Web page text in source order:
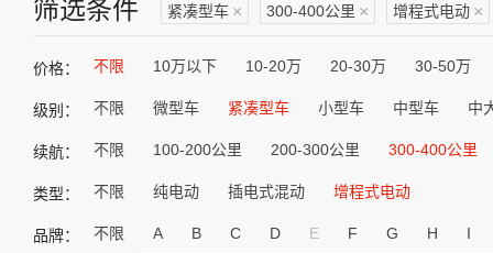
筛选条件 紧凑型车 × 300-400公里 × 增程式电动 ×
价格： 不限 10万以下 10-20万 20-30万 30-50万
级别： 不限 微型车 紧凑型车 小型车 中型车 中
续航： 不限 100-200公里 200-300公里 300-400公里
类型： 不限 纯电动 插电式混动 增程式电动
品牌： 不限 A B C D E F G H I